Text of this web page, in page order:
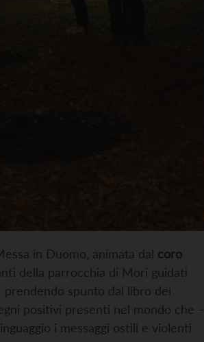
in Duomo, animata dal coro
della parrocchia di Mori guidati
prendendo spunto dal libro dei
positivi presenti nel mondo che –
i messaggi ostili e violenti